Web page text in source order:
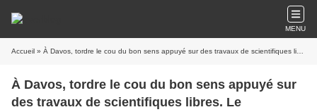
MENU
Accueil » À Davos, tordre le cou du bon sens appuyé sur des travaux de scientifiques libres. Le réchauffement de la planète sera la priorité des sophistes de gouvernement.
À Davos, tordre le cou du bon sens appuyé sur
des travaux de scientifiques libres. Le